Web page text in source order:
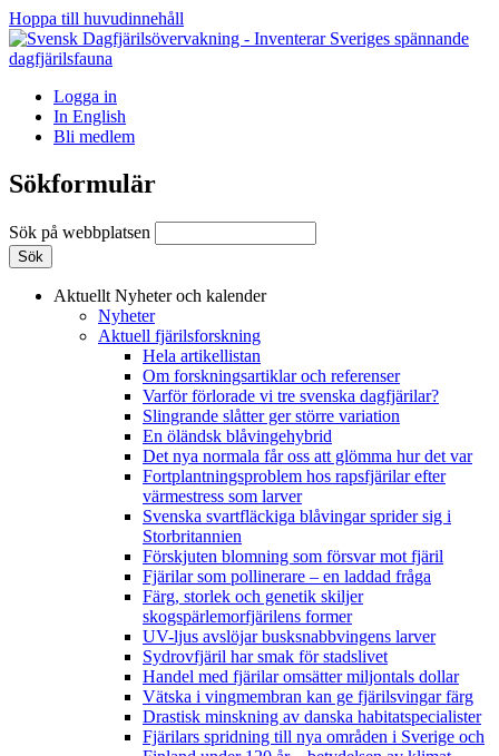
Hoppa till huvudinnehåll
Logga in
In English
Bli medlem
Sökformulär
Sök på webbplatsen
Aktuellt Nyheter och kalender
Nyheter
Aktuell fjärilsforskning
Hela artikellistan
Om forskningsartiklar och referenser
Varför förlorade vi tre svenska dagfjärilar?
Slingrande slåtter ger större variation
En öländsk blåvingehybrid
Det nya normala får oss att glömma hur det var
Fortplantningsproblem hos rapsfjärilar efter
värmestress som larver
Svenska svartfläckiga blåvingar sprider sig i
Storbritannien
Förskjuten blomning som försvar mot fjäril
Fjärilar som pollinerare – en laddad fråga
Färg, storlek och genetik skiljer
skogspärlemorfjärilens former
UV-ljus avslöjar busksnabbvingens larver
Sydrovfjäril har smak för stadslivet
Handel med fjärilar omsätter miljontals dollar
Vätska i vingmembran kan ge fjärilsvingar färg
Drastisk minskning av danska habitatspecialister
Fjärilars spridning till nya områden i Sverige och